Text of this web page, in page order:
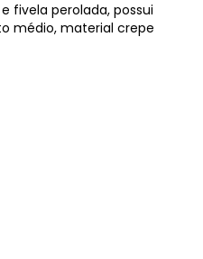
fivela perolada, possui
médio, material crepe